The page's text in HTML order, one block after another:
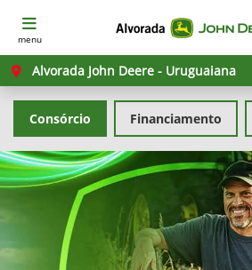
menu
Alvorada John Deere - Uruguaiana
Consórcio Financiamento